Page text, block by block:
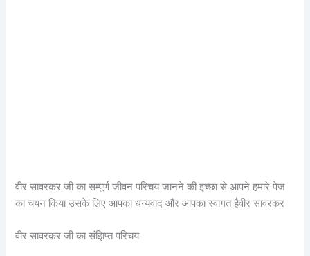
वीर सावरकर जी का सम्पूर्ण जीवन परिचय जानने की इच्छा से आपने हमारे पेज
का चयन किया उसके लिए आपका धन्यवाद और आपका स्वागत हैवीर सावरकर
वीर सावरकर जी का संझिप्त परिचय